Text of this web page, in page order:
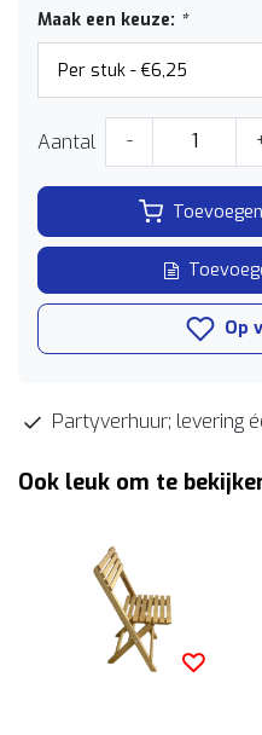
Maak een keuze: *
Aantal -
Op
Partyverhuur; levering
Ook leuk om te